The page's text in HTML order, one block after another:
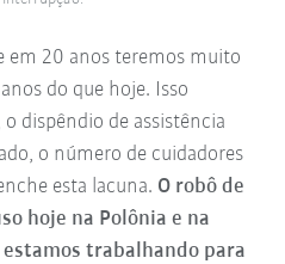
em 20 anos teremos muito
do que hoje. Isso
dispêndio de assistência
o número de cuidadores
esta lacuna. O robô de
hoje na Polônia e na
trabalhando para